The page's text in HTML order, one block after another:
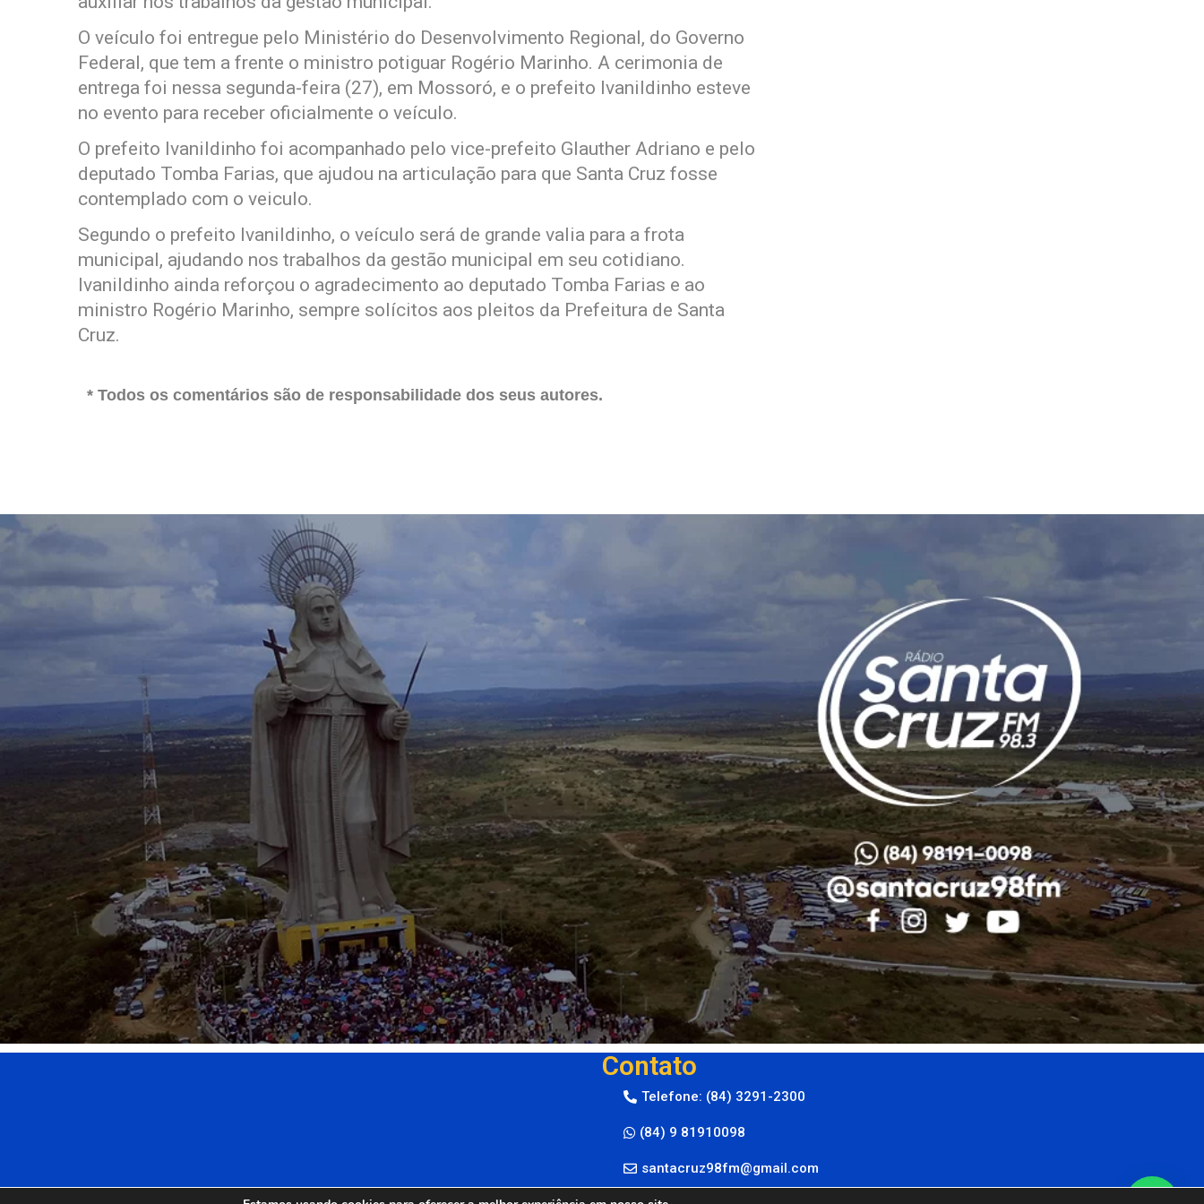
O veículo foi entregue pelo Ministério do Desenvolvimento Regional, do Governo
Federal, que tem a frente o ministro potiguar Rogério Marinho. A cerimonia de
entrega foi nessa segunda-feira (27), em Mossoró, e o prefeito Ivanildinho esteve
no evento para receber oficialmente o veículo.
O prefeito Ivanildinho foi acompanhado pelo vice-prefeito Glauther Adriano e pelo
deputado Tomba Farias, que ajudou na articulação para que Santa Cruz fosse
contemplado com o veiculo.
Segundo o prefeito Ivanildinho, o veículo será de grande valia para a frota
municipal, ajudando nos trabalhos da gestão municipal em seu cotidiano.
Ivanildinho ainda reforçou o agradecimento ao deputado Tomba Farias e ao
ministro Rogério Marinho, sempre solícitos aos pleitos da Prefeitura de Santa
Cruz.
* Todos os comentários são de responsabilidade dos seus autores.
Contato
Telefone: (84) 3291-2300
(84) 9 81910098
santacruz98fm@gmail.com